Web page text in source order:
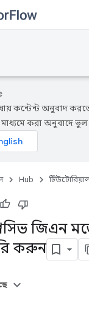
কন্টেন্ট অনুবাদ করতে
করা অনুবাদে ভুল
Hub
জিএন
করুন